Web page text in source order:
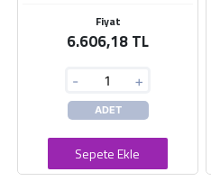
Fiyat
6.606,18 TL
- +
ADET
Sepete Ekle